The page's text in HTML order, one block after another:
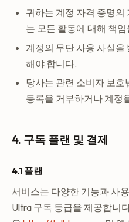
귀하는 계정 자격 증명의
는 모든 활동에 대해 책
계정의 무단 사용 사실을
해야 합니다.
당사는 관련 소비자 보
등록을 거부하거나 계정
4. 구독 플랜 및 결제
4.1 플랜
서비스는 다양한 기능과 사
Ultra 구독 등급을 제공합니